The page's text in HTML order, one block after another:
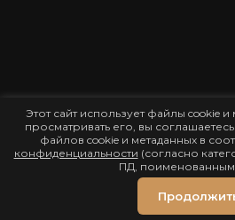
Этот сайт использует файлы cookie
просматривать его, вы
файлов cookie и метаданных в
конфиденциальности (согласно
ПД, поименованным